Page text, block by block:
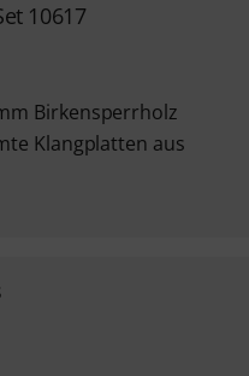
10617
Birkensperrholz
Klangplatten aus